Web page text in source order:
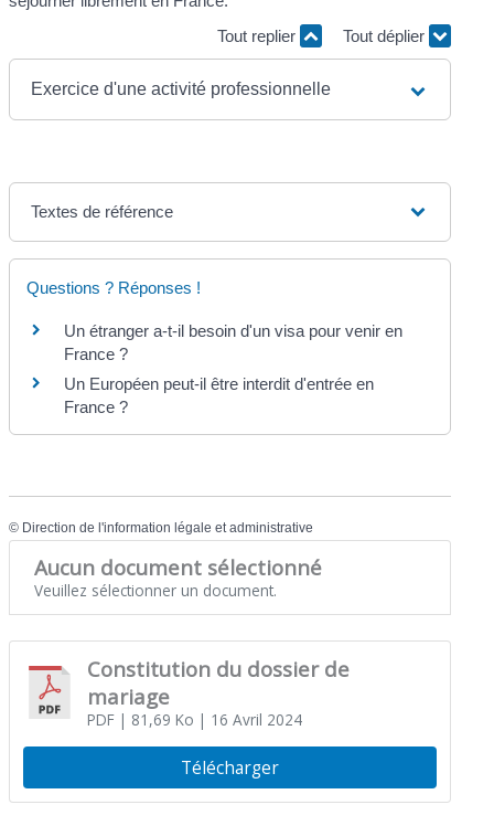
Tout replier
Tout déplier
Exercice d'une activité professionnelle
Textes de référence
Questions ? Réponses !
Un étranger a-t-il besoin d'un visa pour venir en
France ?
Un Européen peut-il être interdit d'entrée en
France ?
© Direction de l'information légale et administrative
Aucun document sélectionné
Veuillez sélectionner un document.
Constitution du dossier de
mariage
PDF| 81,69 Ko | 16 Avril 2024
Télécharger